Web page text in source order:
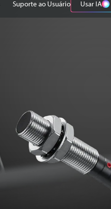
Suporte ao Usuário Usar IA